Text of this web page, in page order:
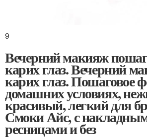
9
Вечерний макияж
карих глаз. Вечерний
карих глаз. Пошаговое
домашних условиях,
красивый, легкий для
Смоки Айс, с
ресницами и без